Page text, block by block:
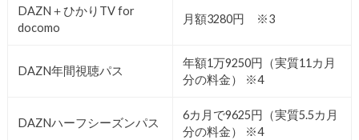
DAZN＋ひかりTV for
docomo
月額3280円 ※3
DAZN年間視聴パス
年額1万9250円（実質11カ月
分の料金） ※4
DAZNハーフシーズンパス
6カ月で9625円（実質5.5カ月
分の料金） ※4